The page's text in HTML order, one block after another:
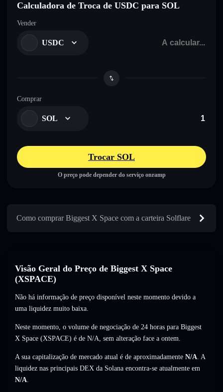
Calculadora de Troca de USDC para SOL
Vender
USDC
Comprar
SOL
Trocar SOL
O preço pode depender do serviço onramp
Como comprar Biggest X Space com a carteira Solflare
Visão Geral do Preço de Biggest X Space
(XSPACE)
Não há informação de preço disponível neste momento devido a
uma liquidez muito baixa.
Neste momento, o volume de negociação de 24 horas para Biggest
X Space (XSPACE) é de N/A, sem alteração face a ontem.
A sua capitalização de mercado atual é de aproximadamente N/A. A
liquidez nas principais DEX da Solana encontra-se atualmente em
N/A.